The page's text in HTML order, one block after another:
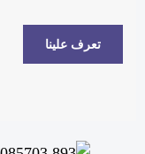
تعرف علينا